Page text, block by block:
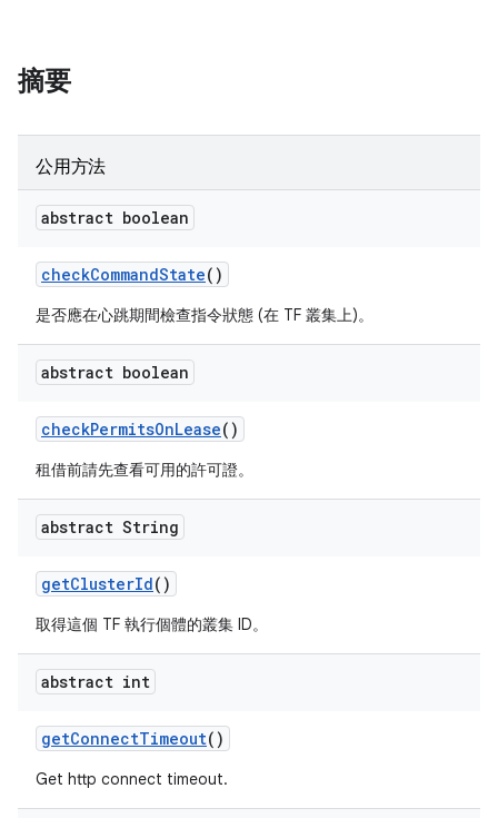
摘要
公用方法
abstract boolean
checkCommandState()
是否應在心跳期間檢查指令狀態 (在 TF 叢集上)。
abstract boolean
checkPermitsOnLease()
租借前請先查看可用的許可證。
abstract String
getClusterId()
取得這個 TF 執行個體的叢集 ID。
abstract int
getConnectTimeout()
Get http connect timeout.